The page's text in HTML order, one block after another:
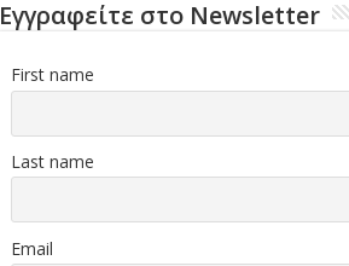
Εγγραφείτε στο Newsletter
First name
Last name
Email